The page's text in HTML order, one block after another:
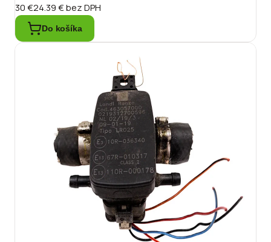
30 €24.39 €bez DPH
Do košíka